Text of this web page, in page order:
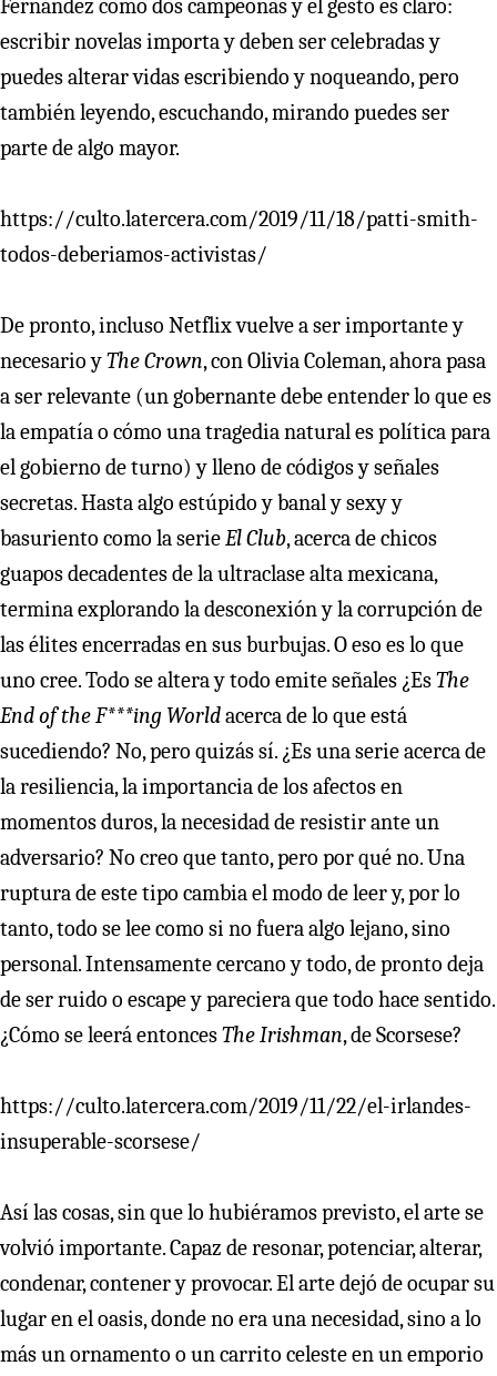
Fernández como dos campeonas y el gesto es claro:
escribir novelas importa y deben ser celebradas y
puedes alterar vidas escribiendo y noqueando, pero
también leyendo, escuchando, mirando puedes ser
parte de algo mayor.
https://culto.latercera.com/2019/11/18/patti-smith-
todos-deberiamos-activistas/
De pronto, incluso Netflix vuelve a ser importante y
necesario yThe Crown, con Olivia Coleman, ahora pasa
a ser relevante (un gobernante debe entender lo que es
la empatía o cómo una tragedia natural es política para
el gobierno de turno) y lleno de códigos y señales
secretas. Hasta algo estúpido y banal y sexy y
basuriento como la serieEl Club, acerca de chicos
guapos decadentes de la ultraclase alta mexicana,
termina explorando la desconexión y la corrupción de
las élites encerradas en sus burbujas. O eso es lo que
uno cree. Todo se altera y todo emite señales ¿EsThe
End of the F***ing Worldacerca de lo que está
sucediendo? No, pero quizás sí. ¿Es una serie acerca de
la resiliencia, la importancia de los afectos en
momentos duros, la necesidad de resistir ante un
adversario? No creo que tanto, pero por qué no. Una
ruptura de este tipo cambia el modo de leer y, por lo
tanto, todo se lee como si no fuera algo lejano, sino
personal. Intensamente cercano y todo, de pronto deja
de ser ruido o escape y pareciera que todo hace sentido.
¿Cómo se leerá entoncesThe Irishman, de Scorsese?
https://culto.latercera.com/2019/11/22/el-irlandes-
insuperable-scorsese/
Así las cosas, sin que lo hubiéramos previsto, el arte se
volvió importante. Capaz de resonar, potenciar, alterar,
condenar, contener y provocar. El arte dejó de ocupar su
lugar en el oasis, donde no era una necesidad, sino a lo
más un ornamento o un carrito celeste en un emporio